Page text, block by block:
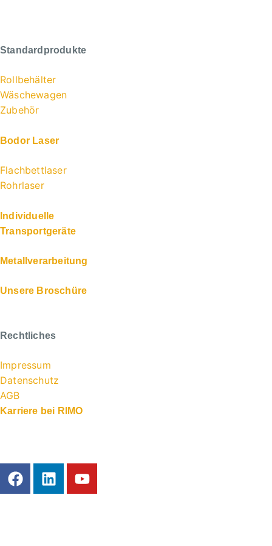
Standardprodukte
Rollbehälter
Wäschewagen
Zubehör
Bodor Laser
Flachbettlaser
Rohrlaser
Individuelle
Transportgeräte
Metallverarbeitung
Unsere Broschüre
Rechtliches
Impressum
Datenschutz
AGB
Karriere bei RIMO